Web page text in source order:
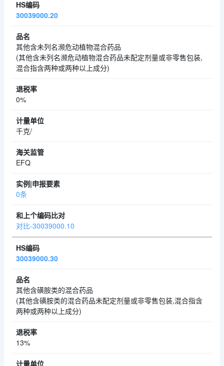
30039000.20
其他含未列名濒危动植物混合药品
(其他含未列名濒危动植物混合药品未配定剂量或非零售包装,
混合指含两种或两种以上成分)
0%
千克/
EFQ
0条
对比-30039000.10
30039000.30
其他含磺胺类的混合药品
(其他含磺胺类的混合药品未配定剂量或非零售包装,混合指含
两种或两种以上成分)
13%